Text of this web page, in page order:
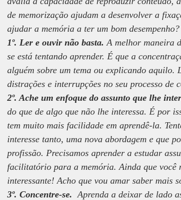
de memorização ajudam a desenvolver a
ajudar a memória a ter um bom desempenho?
1º. Ler e ouvir não basta. A melhor maneira
se está tentando aprender. É que a
alguém sobre um tema ou explicando
distrações e interrupções no seu processo de
2º. Ache um enfoque do assunto que lhe
do que de algo que não lhe interessa. É por
tem muito mais facilidade em aprendê-la.
interesse tanto, uma nova abordagem e que
profissão. Precisamos aprender a estudar
facilitatório para a memória. Ainda que
interessante! Acho que vou amar saber mais
3º. Concentre-se. Aprenda a deixar de lado